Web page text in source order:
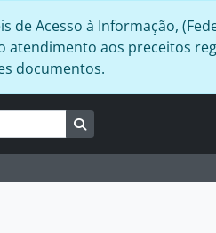
Acesso à Informação,
atendimento aos preceitos
documentos.
Busque na página